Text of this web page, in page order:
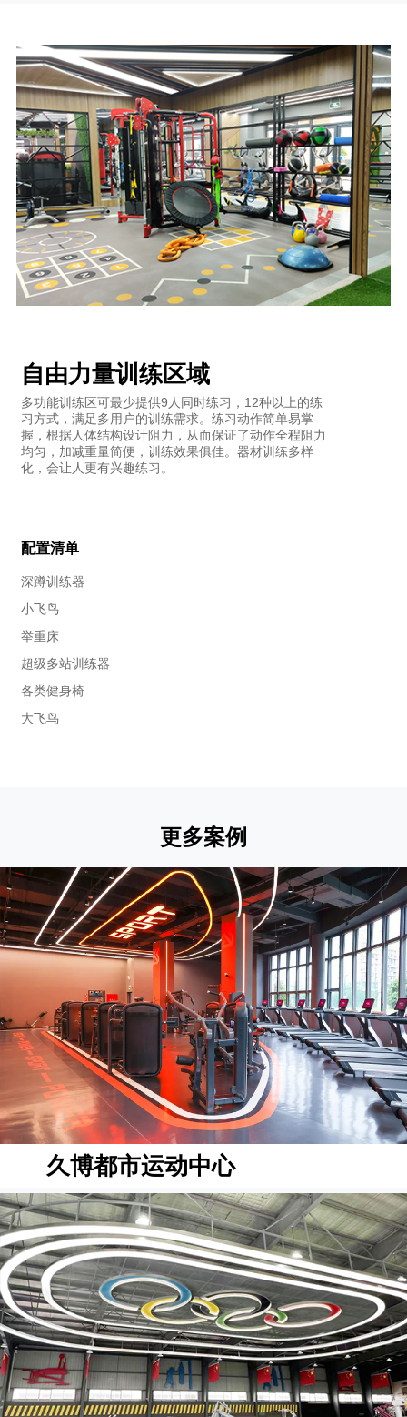
自由力量训练区域
多功能训练区可最少提供9人同时练习，12种以上的练
习方式，满足多用户的训练需求。练习动作简单易掌
握，根据人体结构设计阻力，从而保证了动作全程阻力
均匀，加减重量简便，训练效果俱佳。器材训练多样
化，会让人更有兴趣练习。
配置清单
深蹲训练器
小飞鸟
举重床
超级多站训练器
各类健身椅
大飞鸟
更多案例
久博都市运动中心